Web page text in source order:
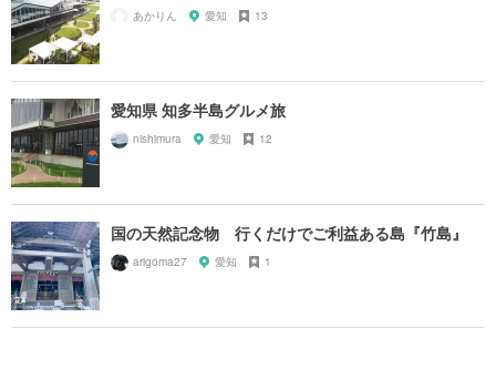
あかりん 愛知 13
愛知県 知多半島グルメ旅
nishimura 愛知 12
国の天然記念物 行くだけでご利益ある島『竹島』
arigoma27 愛知 1